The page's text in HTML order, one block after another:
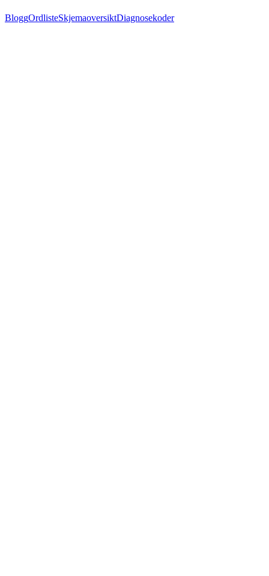
BloggOrdlisteSkjemaoversiktDiagnosekoder